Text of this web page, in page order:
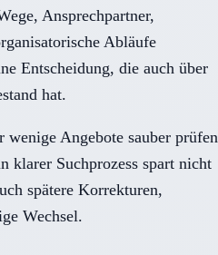
Ansprechpartner,
Abläufe
Entscheidung, die auch über
hat.
wenige Angebote sauber prüfen
klarer Suchprozess spart nicht
spätere Korrekturen,
Wechsel.